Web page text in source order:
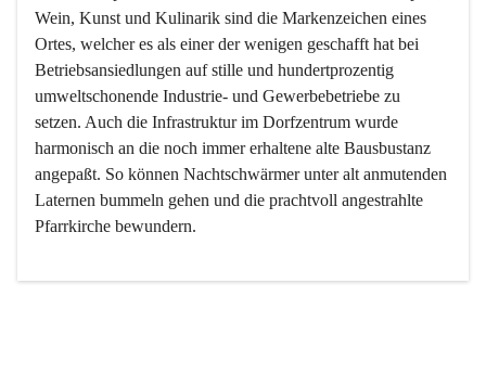
Wein, Kunst und Kulinarik sind die Markenzeichen eines
Ortes, welcher es als einer der wenigen geschafft hat bei
Betriebsansiedlungen auf stille und hundertprozentig
umweltschonende Industrie- und Gewerbebetriebe zu
setzen. Auch die Infrastruktur im Dorfzentrum wurde
harmonisch an die noch immer erhaltene alte Bausbustanz
angepaßt. So können Nachtschwärmer unter alt anmutenden
Laternen bummeln gehen und die prachtvoll angestrahlte
Pfarrkirche bewundern.
Der Weinbau dominert heute nicht mehr, ist aber integrativer